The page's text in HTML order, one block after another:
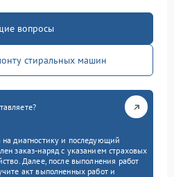
вопросы
стиральных машин
на диагностику и последующий
заказ-наряд с указанием страховых
Далее, после выполнения работ
акт выполненных работ и